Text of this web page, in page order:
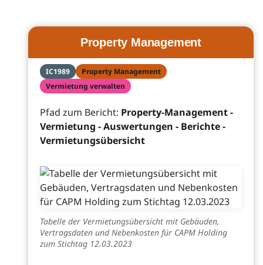
Property Management
IC1989
Property Management
Vermietung verwalten
Pfad zum Bericht: Property-Management -
Vermietung - Auswertungen - Berichte -
Vermietungsübersicht
Tabelle der Vermietungsübersicht mit Gebäuden,
Vertragsdaten und Nebenkosten für CAPM Holding
zum Stichtag 12.03.2023